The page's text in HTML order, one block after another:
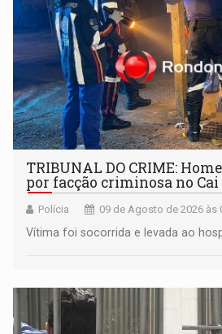
TRIBUNAL DO CRIME:
por facção criminosa no
Polícia 09 de Agosto de 2026 às
Vítima foi socorrida e levada ao